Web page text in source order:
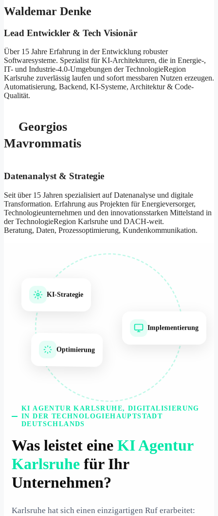
Waldemar Denke
Lead Entwickler & Tech Visionär
Über 15 Jahre Erfahrung in der Entwicklung robuster
Softwaresysteme. Spezialist für KI-Architekturen, die in Energie-,
IT- und Industrie-4.0-Umgebungen der TechnologieRegion
Karlsruhe zuverlässig laufen und sofort messbaren Nutzen erzeugen.
Automatisierung, Backend, KI-Systeme, Architektur & Code-
Qualität.
Georgios
Mavrommatis
Datenanalyst & Strategie
Seit über 15 Jahren spezialisiert auf Datenanalyse und digitale
Transformation. Erfahrung aus Projekten für Energieversorger,
Technologieunternehmen und den innovationsstarken Mittelstand in
der TechnologieRegion Karlsruhe und DACH-weit.
Beratung, Daten, Prozessoptimierung, Kundenkommunikation.
KI AGENTUR KARLSRUHE, DIGITALISIERUNG
IN DER TECHNOLOGIEHAUPTSTADT
DEUTSCHLANDS
Was leistet eine KI Agentur
Karlsruhe für Ihr
Unternehmen?
Karlsruhe hat sich einen einzigartigen Ruf erarbeitet:
Implementierung
Optimierung